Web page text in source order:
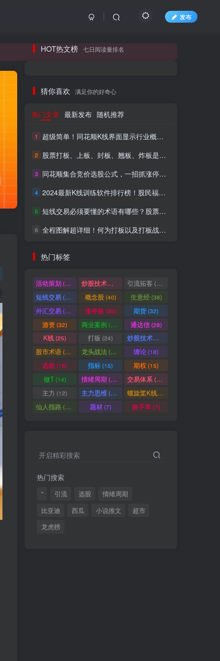
发布
新各大精品创业项目！
HOT热文榜 七日阅读量排名
猜你喜欢 满足你的好奇心
热门文章 最新发布 随机推荐
1 超级简单！同花顺K线界面显示行业概念指标代码图解
2 股票打板、上板、封板、翘板、炸板是什么意思？炒股你必须懂的暗语！
3 同花顺集合竞价选股公式，一招抓涨停让你秒变打板高手！
4 2024最新K线训练软件排行榜！股民福利，十款专业分析工具全揭秘！
5 短线交易必须要懂的术语有哪些？股票分时水上、水下是什么意思？
6 全程图解超详细！何为打板以及打板战法的精髓
热门标签
活动策划(49) 炒股技术指标 (48)引流拓客 (46)
短线交易(40) 概念股(40) 生意经(38)
外汇交易(37) 涨停板 (35) 期货(32)
游资 (32) 商业案例 (30) 通达信(28)
K线(25) 打板 (24) 炒股技术形态
股市术语(21) 龙头战法 (20) 缠论(18)
选股(16) 指标(15) 期权 (15)
做T(14) 情绪周期 (14) 交易体系(12)
主力 (12) 主力思维(12) 螺旋桨K线
(11)
仙人指路 (10) 题材(7) 换手率(7)
开启精彩搜索
热门搜索
" 引流 选股
情绪周期
比亚迪
西瓜 小说推文
超市
龙虎榜
登录 注册
七日阅读量排名
满足你的好奇心
热门文章 最新发布 随机推荐
2 股票打板、上板、封板、翘板、炸板是什么意思？炒股你必须懂的暗语！
短线交易必须要懂的术语有哪些？股票分时水上、水下是什么意思？
6 全程图解超详细！何为打板以及打板战法的精髓